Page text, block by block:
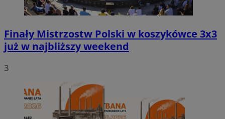
Finały Mistrzostw Polski w koszykówce 3x3
już w najbliższy weekend
3